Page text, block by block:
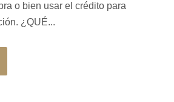
o bien usar el crédito para
¿QUÉ...